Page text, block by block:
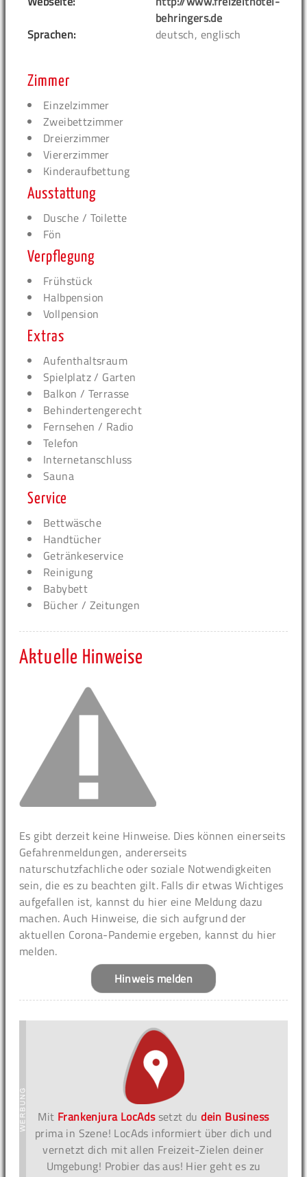
behringers.de
Sprachen:
deutsch, englisch
Zimmer
Einzelzimmer
Zweibettzimmer
Dreierzimmer
Viererzimmer
Kinderaufbettung
Ausstattung
Dusche / Toilette
Fön
Verpflegung
Frühstück
Halbpension
Vollpension
Extras
Aufenthaltsraum
Spielplatz / Garten
Balkon / Terrasse
Behindertengerecht
Fernsehen / Radio
Telefon
Internetanschluss
Sauna
Service
Bettwäsche
Handtücher
Getränkeservice
Reinigung
Babybett
Bücher / Zeitungen
Aktuelle Hinweise
Es gibt derzeit keine Hinweise. Dies können einerseits
Gefahrenmeldungen, andererseits
naturschutzfachliche oder soziale Notwendigkeiten
sein, die es zu beachten gilt. Falls dir etwas Wichtiges
aufgefallen ist, kannst du hier eine Meldung dazu
machen. Auch Hinweise, die sich aufgrund der
aktuellen Corona-Pandemie ergeben, kannst du hier
melden.
Hinweis melden
Mit Frankenjura LocAdssetzt dudein Business
prima in Szene! LocAds informiert über dich und
vernetzt dich mit allen Freizeit-Zielen deiner
Umgebung! Probier das aus! Hier geht es zu